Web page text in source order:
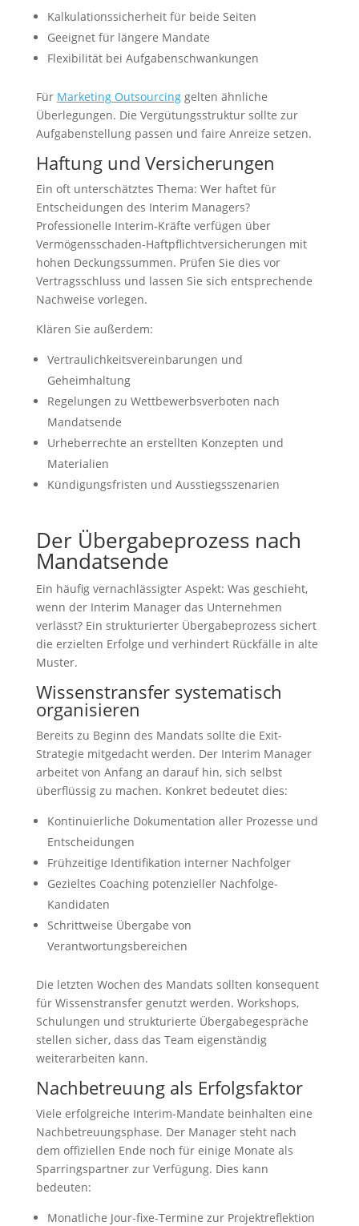
Kalkulationssicherheit für beide Seiten
Geeignet für längere Mandate
Flexibilität bei Aufgabenschwankungen
Für Marketing Outsourcinggelten ähnliche
Überlegungen. Die Vergütungsstruktur sollte zur
Aufgabenstellung passen und faire Anreize setzen.
Haftung und Versicherungen
Ein oft unterschätztes Thema: Wer haftet für
Entscheidungen des Interim Managers?
Professionelle Interim-Kräfte verfügen über
Vermögensschaden-Haftpflichtversicherungen mit
hohen Deckungssummen. Prüfen Sie dies vor
Vertragsschluss und lassen Sie sich entsprechende
Nachweise vorlegen.
Klären Sie außerdem:
Vertraulichkeitsvereinbarungen und
Geheimhaltung
Regelungen zu Wettbewerbsverboten nach
Mandatsende
Urheberrechte an erstellten Konzepten und
Materialien
Kündigungsfristen und Ausstiegsszenarien
Der Übergabeprozess nach
Mandatsende
Ein häufig vernachlässigter Aspekt: Was geschieht,
wenn der Interim Manager das Unternehmen
verlässt? Ein strukturierter Übergabeprozess sichert
die erzielten Erfolge und verhindert Rückfälle in alte
Muster.
Wissenstransfer systematisch
organisieren
Bereits zu Beginn des Mandats sollte die Exit-
Strategie mitgedacht werden. Der Interim Manager
arbeitet von Anfang an darauf hin, sich selbst
überflüssig zu machen. Konkret bedeutet dies:
Kontinuierliche Dokumentation aller Prozesse und
Entscheidungen
Frühzeitige Identifikation interner Nachfolger
Gezieltes Coaching potenzieller Nachfolge-
Kandidaten
Schrittweise Übergabe von
Verantwortungsbereichen
Die letzten Wochen des Mandats sollten konsequent
für Wissenstransfer genutzt werden. Workshops,
Schulungen und strukturierte Übergabegespräche
stellen sicher, dass das Team eigenständig
weiterarbeiten kann.
Nachbetreuung als Erfolgsfaktor
Viele erfolgreiche Interim-Mandate beinhalten eine
Nachbetreuungsphase. Der Manager steht nach
dem offiziellen Ende noch für einige Monate als
Sparringspartner zur Verfügung. Dies kann
bedeuten:
Monatliche Jour-fixe-Termine zur Projektreflektion